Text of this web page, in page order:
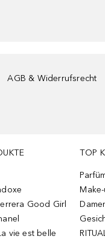
AGB & Widerrufsrecht
Good Girl
vie est belle
TOP